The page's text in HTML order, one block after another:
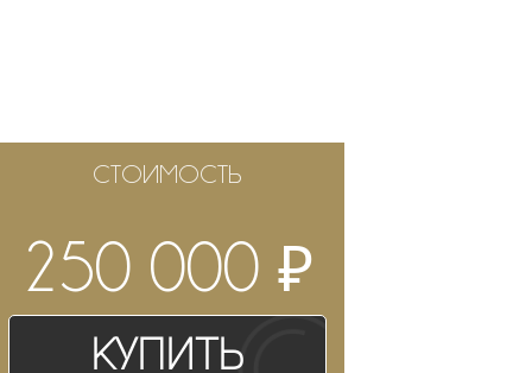
СТОИМОСТЬ
250 000 ₽
Купить